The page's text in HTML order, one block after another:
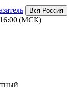
Вся Россия
(МСК)